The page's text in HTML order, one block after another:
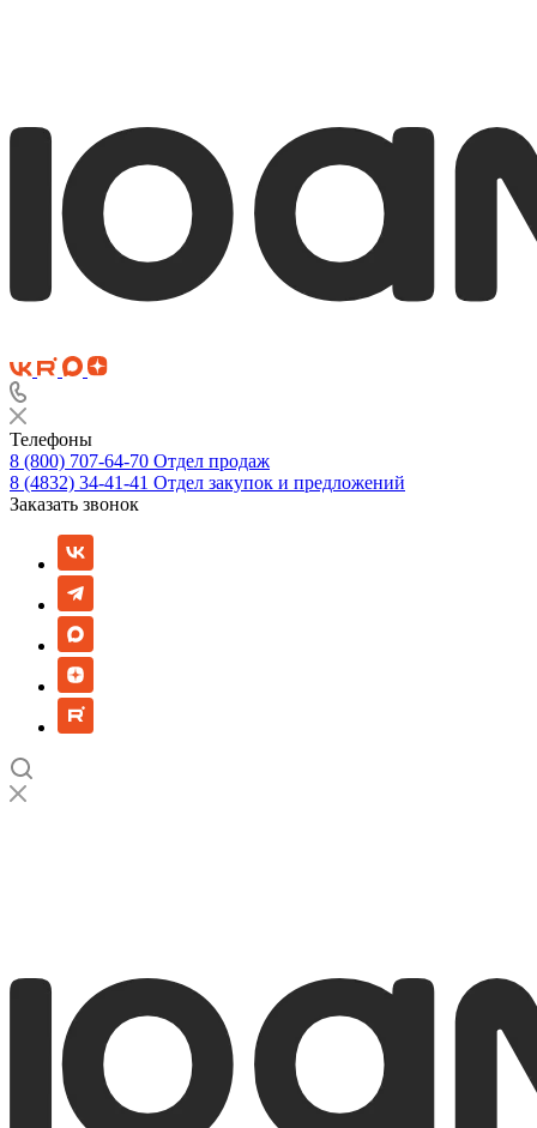
Телефоны
8 (800) 707-64-70 Отдел продаж
8 (4832) 34-41-41 Отдел закупок и предложений
Заказать звонок